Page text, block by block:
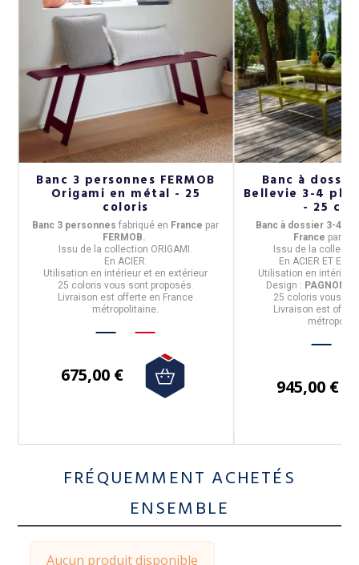
Banc 3 personnes FERMOB
Origami en métal - 25
coloris
Banc 3 personnesfabriqué en France par
FERMOB.
Issu de la collection ORIGAMI.
En ACIER.
Utilisation en intérieur et en extérieur
25 coloris vous sont proposés.
Livraison est offerte en France
métropolitaine.
675,00 €
Banc à
Bellevie 3-4
- 25
Banc à dossier 3-4
France par
Issu de la
En ACIER ET EN
Utilisation en intérieur
Design : PAGNON
25 coloris vous
Livraison est
945,00 €
FRÉQUEMMENT ACHETÉS
ENSEMBLE
Aucun produit disponible